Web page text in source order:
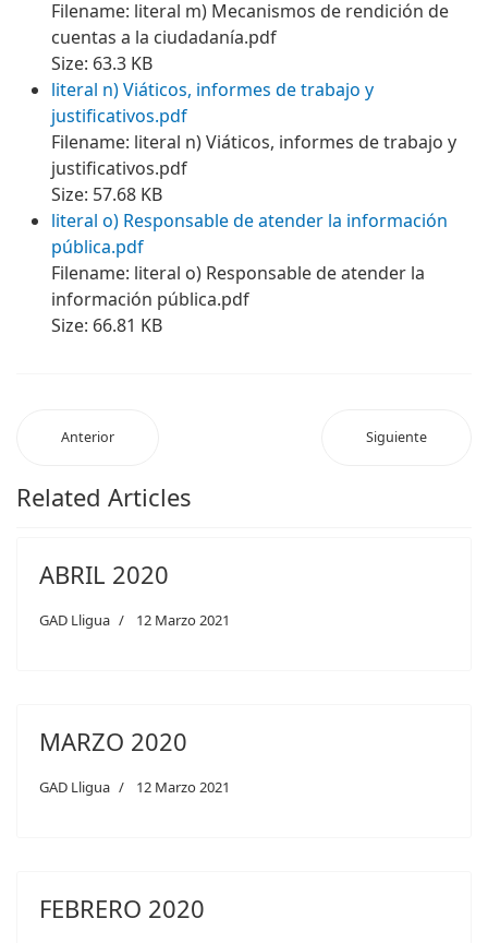
Filename: literal m) Mecanismos de rendición de
cuentas a la ciudadanía.pdf
Size: 63.3 KB
literal n) Viáticos, informes de trabajo y
justificativos.pdf
Filename: literal n) Viáticos, informes de trabajo y
justificativos.pdf
Size: 57.68 KB
literal o) Responsable de atender la información
pública.pdf
Filename: literal o) Responsable de atender la
información pública.pdf
Size: 66.81 KB
Anterior Siguiente
Related Articles
ABRIL 2020
GAD Lligua 12 Marzo 2021
MARZO 2020
GAD Lligua 12 Marzo 2021
FEBRERO 2020